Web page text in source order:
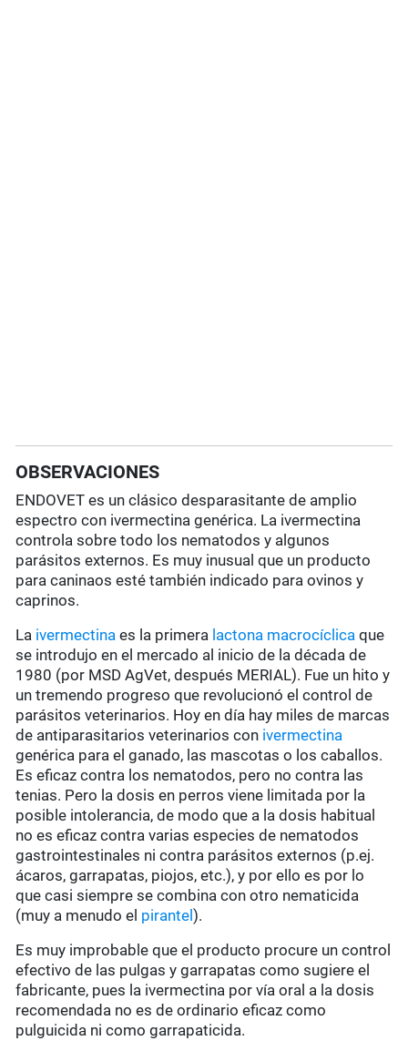
OBSERVACIONES
ENDOVET es un clásico desparasitante de amplio
espectro con ivermectina genérica. La ivermectina
controla sobre todo los nematodos y algunos
parásitos externos. Es muy inusual que un producto
para caninaos esté también indicado para ovinos y
caprinos.
La ivermectina es la primera lactona macrocíclica que
se introdujo en el mercado al inicio de la década de
1980 (por MSD AgVet, después MERIAL). Fue un hito y
un tremendo progreso que revolucionó el control de
parásitos veterinarios. Hoy en día hay miles de marcas
de antiparasitarios veterinarios con ivermectina
genérica para el ganado, las mascotas o los caballos.
Es eficaz contra los nematodos, pero no contra las
tenias. Pero la dosis en perros viene limitada por la
posible intolerancia, de modo que a la dosis habitual
no es eficaz contra varias especies de nematodos
gastrointestinales ni contra parásitos externos (p.ej.
ácaros, garrapatas, piojos, etc.), y por ello es por lo
que casi siempre se combina con otro nematicida
(muy a menudo el pirantel).
Es muy improbable que el producto procure un control
efectivo de las pulgas y garrapatas como sugiere el
fabricante, pues la ivermectina por vía oral a la dosis
recomendada no es de ordinario eficaz como
pulguicida ni como garrapaticida.